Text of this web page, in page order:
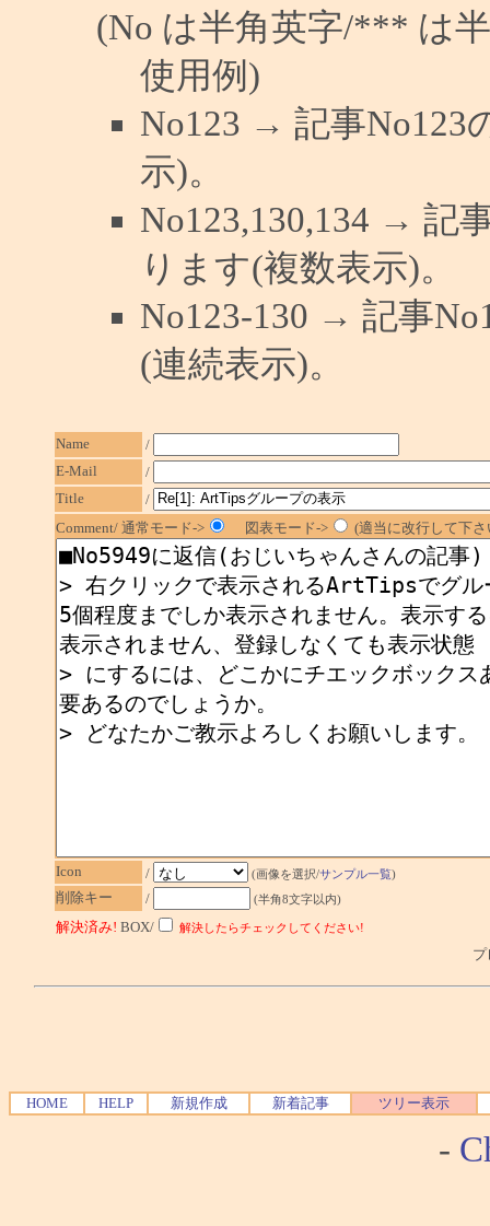
(No は半角英字/*** は
使用例)
No123 → 記事No123
示)。
No123,130,134 → 記
ります(複数表示)。
No123-130 → 記事
(連続表示)。
Name
/
E-Mail
/
Title
/
Comment/ 通常モード->
図表モード-> (適当に改行して下
Icon / (画像を選択/サンプル一覧)
削除キー / (半角8文字以内)
解決済み! BOX/ 解決したらチェックしてください!
プ
HOME HELP 新規作成 新着記事 ツリー表示
-